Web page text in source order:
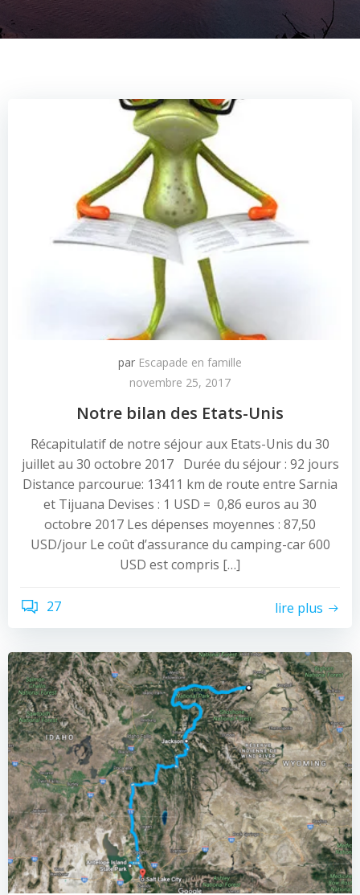
par Escapade en famille
novembre 25, 2017
Notre bilan des Etats-Unis
Récapitulatif de notre séjour aux Etats-Unis du 30
juillet au 30 octobre 2017 Durée du séjour : 92 jours
Distance parcourue: 13411 km de route entre Sarnia
et Tijuana Devises : 1 USD = 0,86 euros au 30
octobre 2017 Les dépenses moyennes : 87,50
USD/jour Le coût d’assurance du camping-car 600
USD est compris […]
27 lire plus